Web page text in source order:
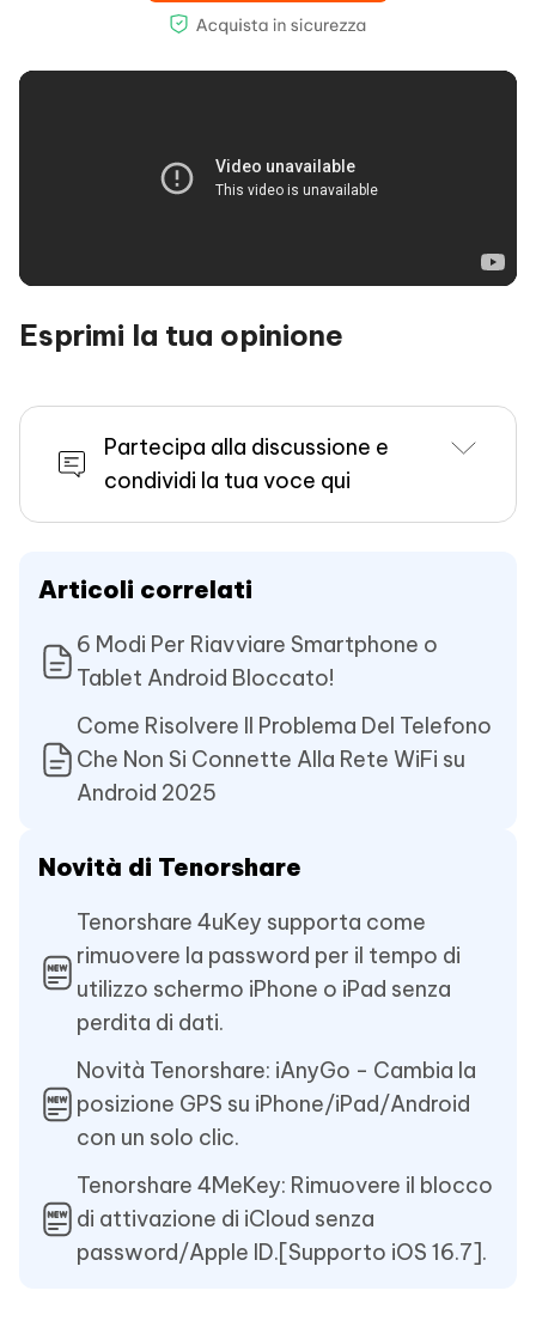
Esprimi la tua opinione
Partecipa alla discussione e
condividi la tua voce qui
Articoli correlati
6 Modi Per Riavviare Smartphone o
Tablet Android Bloccato!
Come Risolvere Il Problema Del Telefono
Che Non Si Connette Alla Rete WiFi su
Android 2025
Novità di Tenorshare
Tenorshare 4uKey supporta come
rimuovere la password per il tempo di
utilizzo schermo iPhone o iPad senza
perdita di dati.
Novità Tenorshare: iAnyGo - Cambia la
posizione GPS su iPhone/iPad/Android
con un solo clic.
Tenorshare 4MeKey: Rimuovere il blocco
di attivazione di iCloud senza
password/Apple ID.[Supporto iOS 16.7].